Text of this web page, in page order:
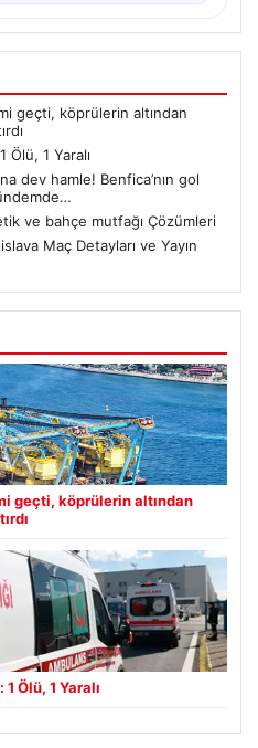
geçti, köprülerin altından
Ölü, 1 Yaralı
dev hamle! Benfica’nın gol
ve bahçe mutfağı Çözümleri
Maç Detayları ve Yayın
geçti, köprülerin altından
Ölü, 1 Yaralı